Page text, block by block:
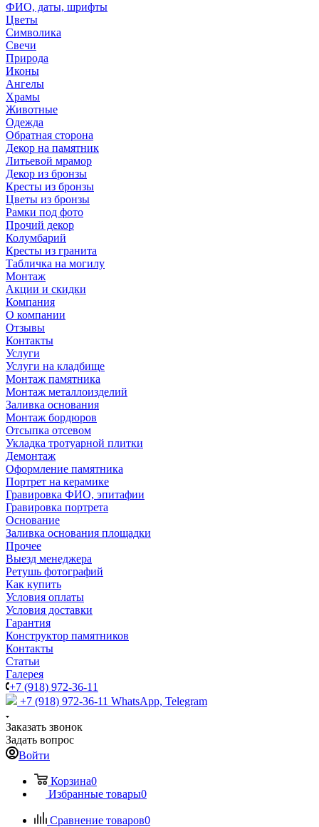
ФИО, даты, шрифты
Цветы
Символика
Свечи
Природа
Иконы
Ангелы
Храмы
Животные
Одежда
Обратная сторона
Декор на памятник
Литьевой мрамор
Декор из бронзы
Кресты из бронзы
Цветы из бронзы
Рамки под фото
Прочий декор
Колумбарий
Кресты из гранита
Табличка на могилу
Монтаж
Акции и скидки
Компания
О компании
Отзывы
Контакты
Услуги
Услуги на кладбище
Монтаж памятника
Монтаж металлоизделий
Заливка основания
Монтаж бордюров
Отсыпка отсевом
Укладка тротуарной плитки
Демонтаж
Оформление памятника
Портрет на керамике
Гравировка ФИО, эпитафии
Гравировка портрета
Основание
Заливка основания площадки
Прочее
Выезд менеджера
Ретушь фотографий
Как купить
Условия оплаты
Условия доставки
Гарантия
Конструктор памятников
Контакты
Статьи
Галерея
+7 (918) 972-36-11
+7 (918) 972-36-11 WhatsApp, Telegram
Заказать звонок
Задать вопрос
Войти
Корзина0
Избранные товары0
Сравнение товаров0